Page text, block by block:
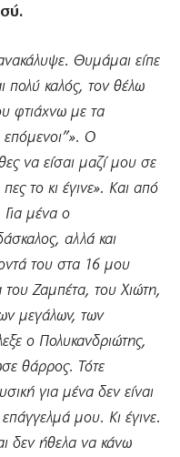
Θυμάμαι είπε
πολύ καλός, τον θέλω
φτιάχνω με τα
επόμενοι”». Ο
να είσαι μαζί μου σε
το κι έγινε». Και από
Για μένα ο
αλλά και
του στα 16 μου
του Ζαμπέτα, του Χιώτη,
μεγάλων, των
ο Πολυκανδριώτης,
θάρρος. Τότε
για μένα δεν είναι
μου. Κι έγινε.
δεν ήθελα να κάνω